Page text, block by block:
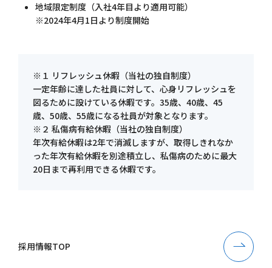
地域限定制度（入社4年目より適用可能）
※2024年4月1日より制度開始
※１ リフレッシュ休暇（当社の独自制度）
一定年齢に達した社員に対して、心身リフレッシュを
図るために設けている休暇です。35歳、40歳、45
歳、50歳、55歳になる社員が対象となります。
※２ 私傷病有給休暇（当社の独自制度）
年次有給休暇は2年で消滅しますが、取得しきれなか
った年次有給休暇を別途積立し、私傷病のために最大
20日まで再利用できる休暇です。
採用情報TOP